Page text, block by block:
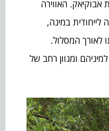
אבוקיאק. האווירה
במינה,
לאורך המסלול.
ומגוון רחב של